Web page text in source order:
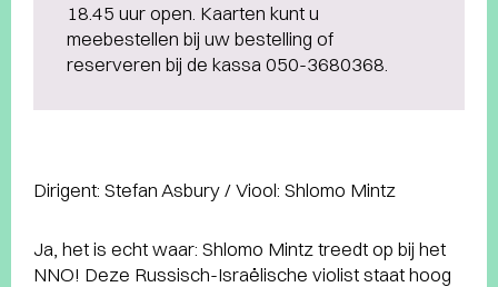
18.45 uur open. Kaarten kunt u
meebestellen bij uw bestelling of
reserveren bij de kassa 050-3680368.
Dirigent: Stefan Asbury / Viool: Shlomo Mintz
Ja, het is echt waar: Shlomo Mintz treedt op bij het
NNO! Deze Russisch-Israëlische violist staat hoog